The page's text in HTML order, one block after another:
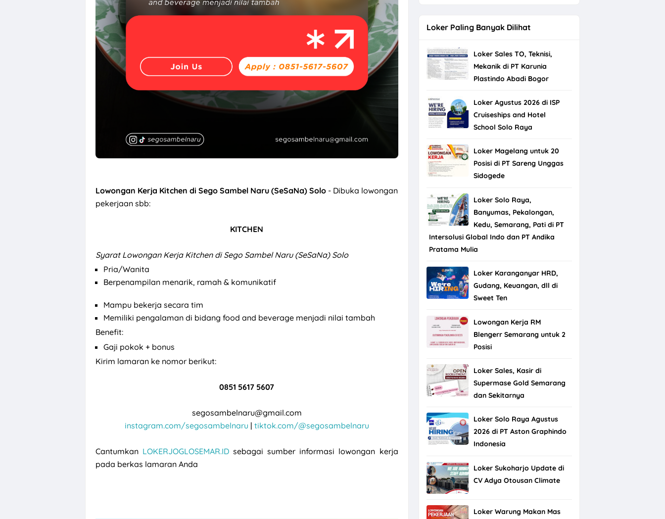
Lowongan Kerja Kitchen di Sego Sambel Naru (SeSaNa) Solo - Dibuka lowongan
pekerjaan sbb:
KITCHEN
Syarat Lowongan Kerja Kitchen di Sego Sambel Naru (SeSaNa) Solo
Pria/Wanita
Berpenampilan menarik, ramah & komunikatif
Mampu bekerja secara tim
Memiliki pengalaman di bidang food and beverage menjadi nilai tambah
Benefit:
Gaji pokok + bonus
Kirim lamaran ke nomor berikut:
0851 5617 5607
segosambelnaru@gmail.com
instagram.com/segosambelnaru | tiktok.com/@segosambelnaru
Cantumkan LOKERJOGLOSEMAR.ID sebagai sumber informasi lowongan kerja
pada berkas lamaran Anda
Loker Paling Banyak Dilihat
Loker Sales TO, Teknisi,
Mekanik di PT Karunia
Plastindo Abadi Bogor
Loker Agustus 2026 di ISP
Cruiseships and Hotel
School Solo Raya
Loker Magelang untuk 20
Posisi di PT Sareng Unggas
Sidogede
Loker Solo Raya,
Banyumas, Pekalongan,
Kedu, Semarang, Pati di PT
Intersolusi Global Indo dan PT Andika
Pratama Mulia
Loker Karanganyar HRD,
Gudang, Keuangan, dll di
Sweet Ten
Lowongan Kerja RM
Blengerr Semarang untuk 2
Posisi
Loker Sales, Kasir di
Supermase Gold Semarang
dan Sekitarnya
Loker Solo Raya Agustus
2026 di PT Aston Graphindo
Indonesia
Loker Sukoharjo Update di
CV Adya Otousan Climate
Loker Warung Makan Mas